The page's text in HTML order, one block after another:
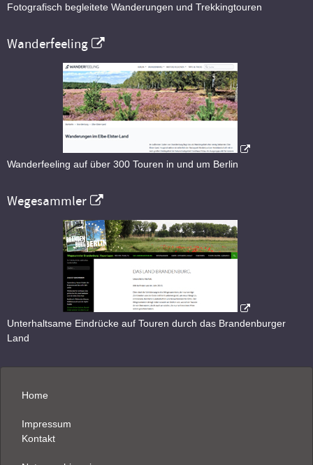
Fotografisch begleitete Wanderungen und Trekkingtouren
Wanderfeeling
Wanderfeeling auf über 300 Touren in und um Berlin
Wegesammler
Unterhaltsame Eindrücke auf Touren durch das Brandenburger
Land
Home
Impressum
Kontakt